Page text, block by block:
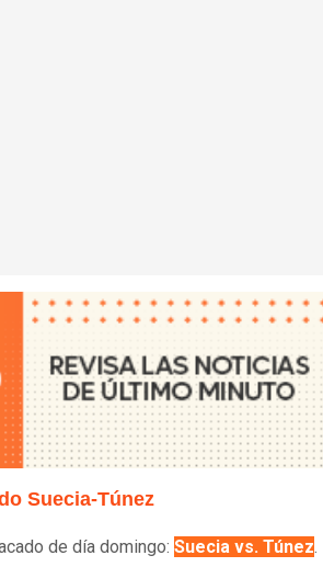
Suecia-Túnez
de día domingo: Suecia vs. Túnez.